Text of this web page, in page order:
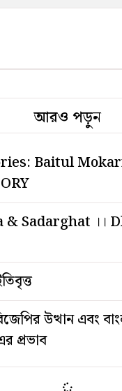
আরও পড়ুন
Baitul
Sadarghat ।।
উত্থান এবং
প্রভাব